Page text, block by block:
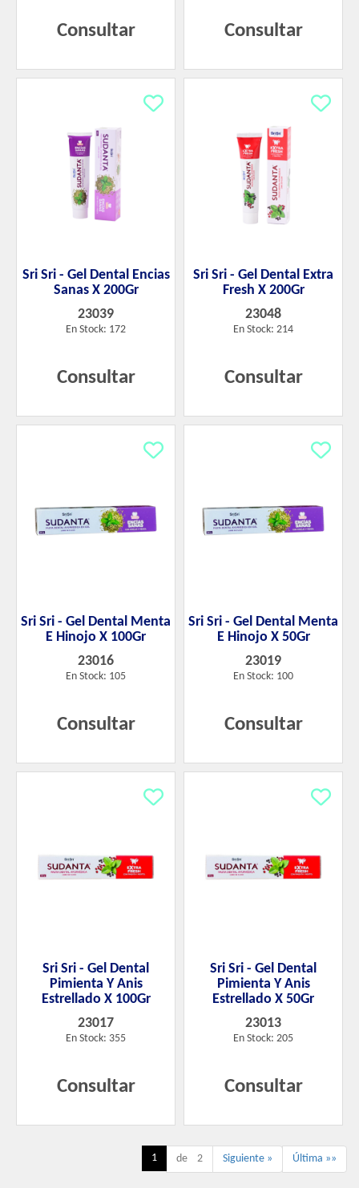
Consultar Consultar
Sri Sri - Gel Dental Encias
Sanas X 200Gr
23039
En Stock: 172
Consultar
Sri Sri - Gel Dental Extra
Fresh X 200Gr
23048
En Stock: 214
Consultar
Sri Sri - Gel Dental Menta
E Hinojo X 100Gr
23016
En Stock: 105
Consultar
Sri Sri - Gel Dental Menta
E Hinojo X 50Gr
23019
En Stock: 100
Consultar
Sri Sri - Gel Dental
Pimienta Y Anis
Estrellado X 100Gr
23017
En Stock: 355
Consultar
Sri Sri - Gel Dental
Pimienta Y Anis
Estrellado X 50Gr
23013
En Stock: 205
Consultar
1 de 2 Siguiente » Última »»